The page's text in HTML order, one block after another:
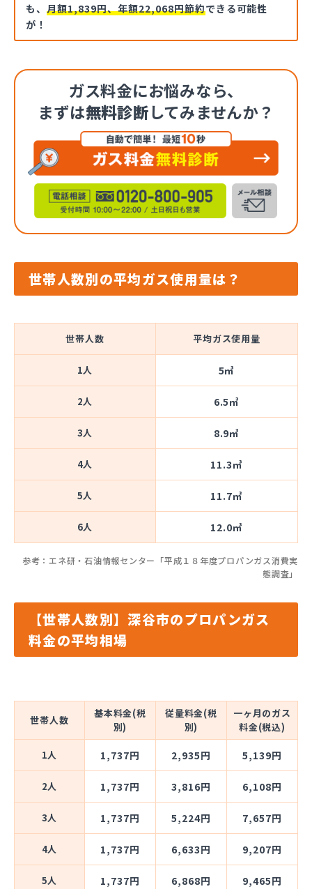
も、 月額1,839円、年額22,068円節約できる可能性
が！
ガス料金にお悩みなら、
まずは無料診断してみませんか？
世帯人数別の平均ガス使用量は？
世帯人数 平均ガス使用量
1人 5㎥
2人 6.5㎥
3人 8.9㎥
4人 11.3㎥
5人 11.7㎥
6人 12.0㎥
参考：エネ研・石油情報センター「平成１８年度プロパンガス消費実
態調査」
【世帯人数別】深谷市のプロパンガス
料金の平均相場
世帯人数
基本料金(税
別)
従量料金(税
別)
一ヶ月のガス
料金(税込)
1人 1,737円 2,935円 5,139円
2人 1,737円 3,816円 6,108円
3人 1,737円 5,224円 7,657円
4人 1,737円 6,633円 9,207円
5人 1,737円 6,868円 9,465円